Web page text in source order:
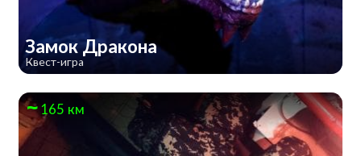
Замок Дракона
Квест-игра
165 км